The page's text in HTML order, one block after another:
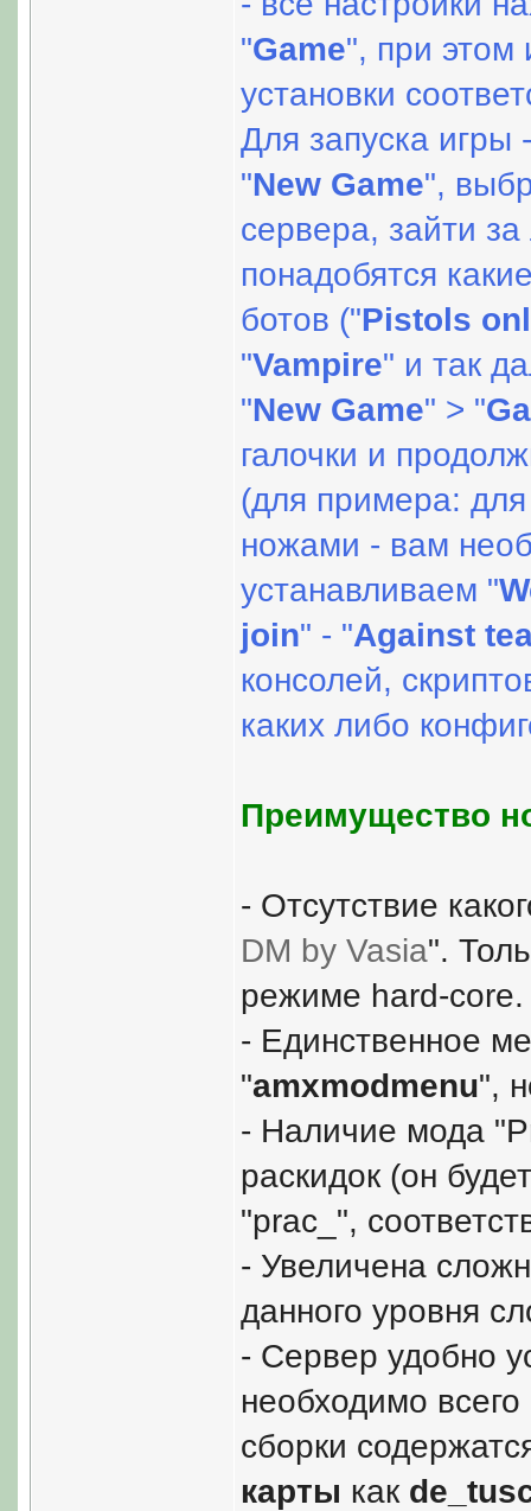
"Game", при этом
установки
Для запуска игры
"New Game",
сервера, зайти
понадобятся
ботов ("Pistols
"Vampire" и так
"New Game" > "
галочки и
(для примера: для
ножами - вам
устанавливаем "
join" - "Against
консолей,
каких либо
Преимущество
- Отсутствие
DM by Vasia".
режиме hard-core.
- Единственное
"amxmodmenu",
- Наличие мода
раскидок (он
"prac_",
- Увеличена
данного уровня
- Сервер удобно
необходимо
сборки
карты как